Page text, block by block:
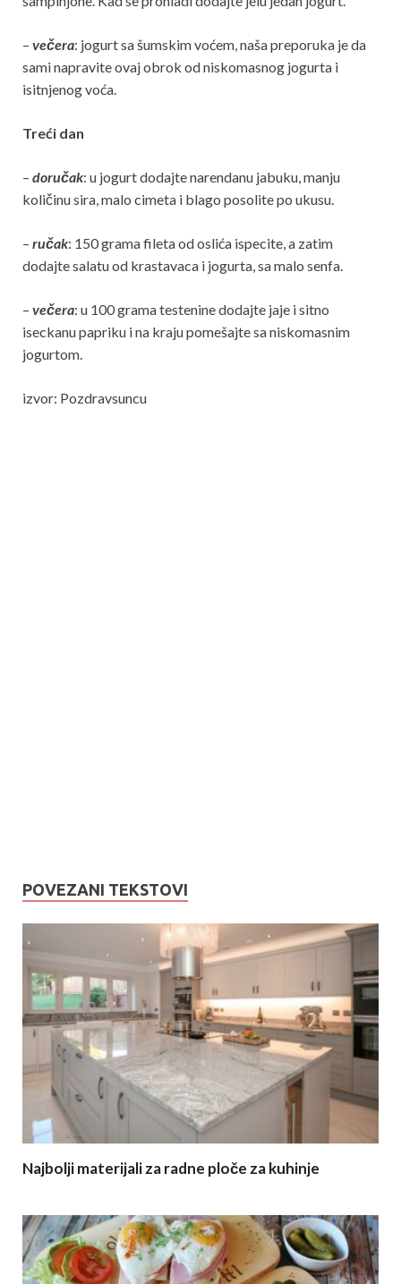
– večera: jogurt sa šumskim voćem, naša preporuka je da
sami napravite ovaj obrok od niskomasnog jogurta i
isitnjenog voća.
Treći dan
– doručak: u jogurt dodajte narendanu jabuku, manju
količinu sira, malo cimeta i blago posolite po ukusu.
– ručak: 150 grama fileta od oslića ispecite, a zatim
dodajte salatu od krastavaca i jogurta, sa malo senfa.
– večera: u 100 grama testenine dodajte jaje i sitno
iseckanu papriku i na kraju pomešajte sa niskomasnim
jogurtom.
izvor: Pozdravsuncu
POVEZANI TEKSTOVI
Najbolji materijali za radne ploče za kuhinje